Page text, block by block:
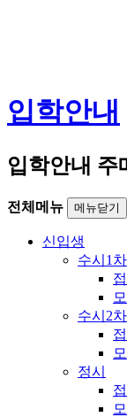
입학안내
입학안내 주
전체메뉴 메뉴닫기
신입생
수시1차
수시2차
정시